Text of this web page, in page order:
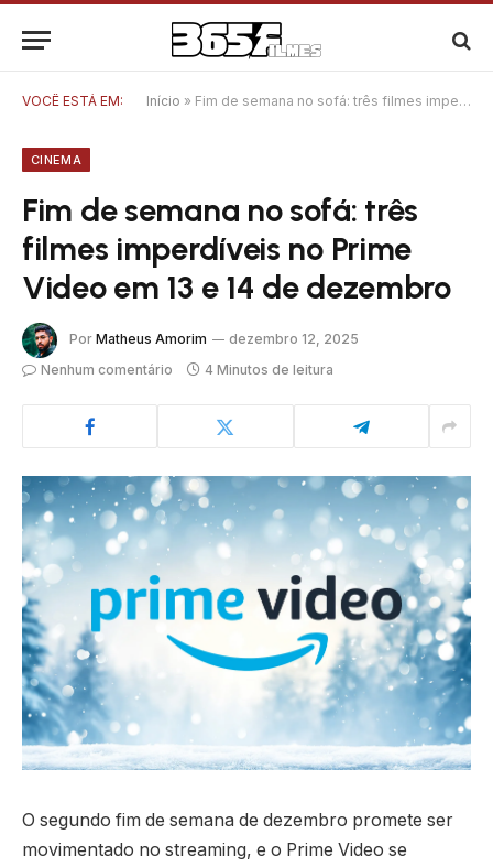
VOCÊ ESTÁ EM: Início » Fim de semana no sofá: três filmes imperdíveis no Prime Video em 13 e 14 de dezembro
CINEMA
Fim de semana no sofá: três
filmes imperdíveis no Prime
Video em 13 e 14 de dezembro
Por Matheus Amorim
dezembro 12, 2025
Nenhum comentário
4 Minutos de leitura
O segundo fim de semana de dezembro promete ser
movimentado no streaming, e o Prime Video se